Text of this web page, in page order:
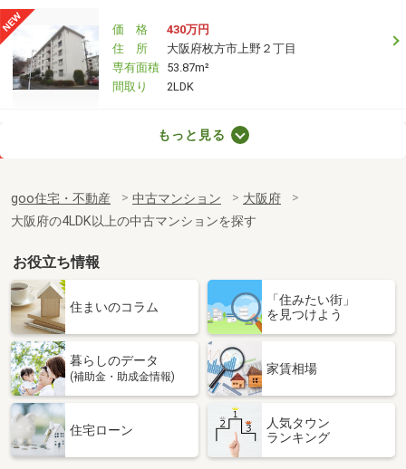
価 格
430万円
住 所
大阪府枚方市上野２丁目
専有面積 53.87m²
間取り
2LDK
大阪府大阪市都島区都島南通２丁目
専有面積 80m²
間取り
4LDK
大阪府池田市渋谷１
価 格
1,990万円
大阪府池田市渋谷１
専有面積 75.58m²
間取り
大阪府守口市西郷通１
4,580万円
住 所
大阪府守口市西郷通１
もっと見る
goo住宅・不動産 中古マンション
大阪府
大阪府の4LDK以上の中古マンションを探す
お役立ち情報
住まいのコラム
「住みたい街」
を見つけよう
暮らしのデータ
(補助金・助成金情報)
家賃相場
住宅ローン
人気タウン
ランキング